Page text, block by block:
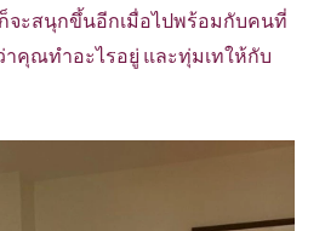
จะสนุกขึ้นอีกเมื่อไปพร้อมกับคนที่
าคุณทำอะไรอยู่ และทุ่มเทให้กับ